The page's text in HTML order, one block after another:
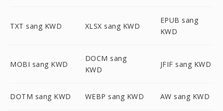
TXT sang KWD XLSX sang KWD
EPUB sang
KWD
MOBI sang KWD
DOCM sang
KWD
JFIF sang KWD
DOTM sang KWD WEBP sang KWD AW sang KWD